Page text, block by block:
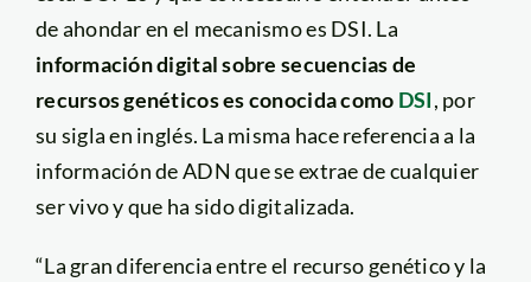
de ahondar en el mecanismo es DSI. La
información digital sobre secuencias de
recursos genéticos es conocida como DSI, por
su sigla en inglés. La misma hace referencia a la
información de ADN que se extrae de cualquier
ser vivo y que ha sido digitalizada.
“La gran diferencia entre el recurso genético y la